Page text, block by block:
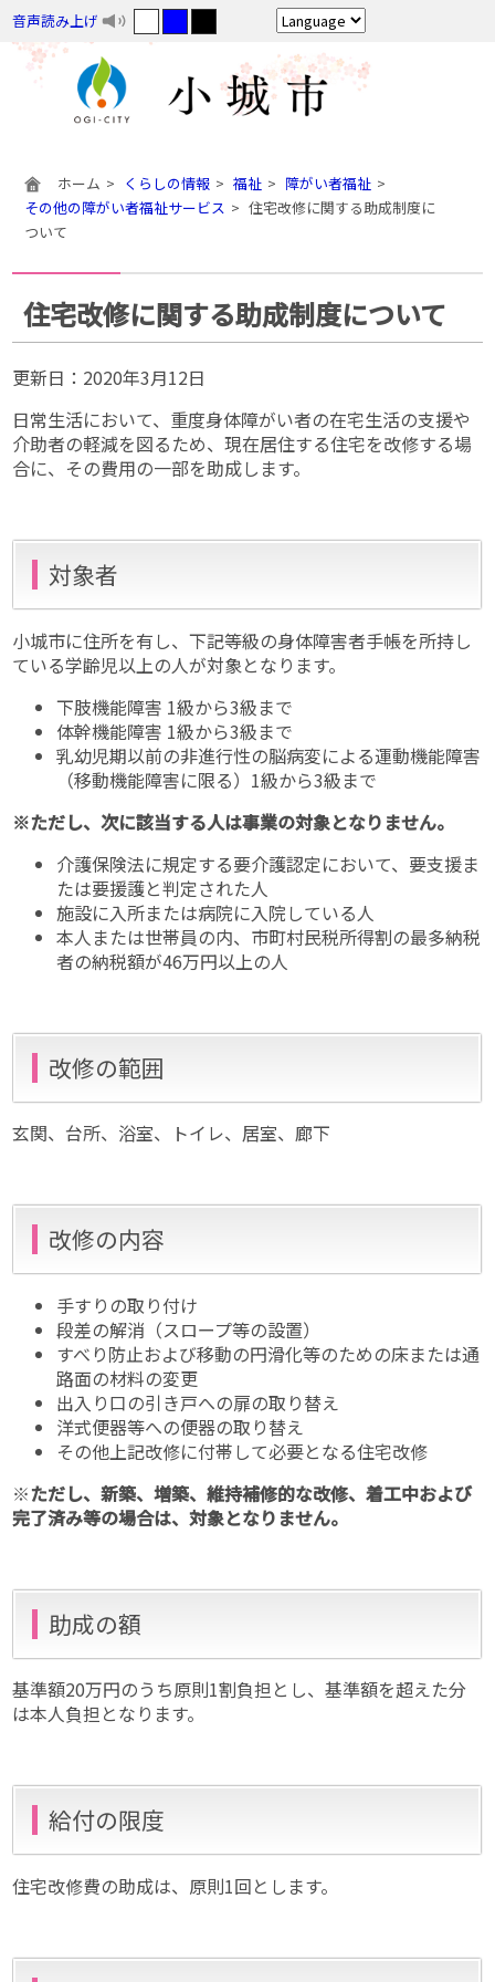
音声読み上げ
ホーム くらしの情報 福祉
障がい者福祉
その他の障がい者福祉サービス
住宅改修に関する助成制度に
ついて
住宅改修に関する助成制度について
更新日： 2020年3月12日
日常生活において、重度身体障がい者の在宅生活の支援や
介助者の軽減を図るため、現在居住する住宅を改修する場
合に、その費用の一部を助成します。
対象者
小城市に住所を有し、下記等級の身体障害者手帳を所持し
ている学齢児以上の人が対象となります。
下肢機能障害 1級から3級まで
体幹機能障害 1級から3級まで
乳幼児期以前の非進行性の脳病変による運動機能障害
（移動機能障害に限る）1級から3級まで
※ただし、次に該当する人は事業の対象となりません。
介護保険法に規定する要介護認定において、要支援ま
たは要援護と判定された人
施設に入所または病院に入院している人
本人または世帯員の内、市町村民税所得割の最多納税
者の納税額が46万円以上の人
改修の範囲
玄関、台所、浴室、トイレ、居室、廊下
改修の内容
手すりの取り付け
段差の解消（スロープ等の設置）
すべり防止および移動の円滑化等のための床または通
路面の材料の変更
出入り口の引き戸への扉の取り替え
洋式便器等への便器の取り替え
その他上記改修に付帯して必要となる住宅改修
※ただし、新築、増築、維持補修的な改修、着工中および
完了済み等の場合は、対象となりません。
助成の額
基準額20万円のうち原則1割負担とし、基準額を超えた分
は本人負担となります。
給付の限度
住宅改修費の助成は、原則1回とします。